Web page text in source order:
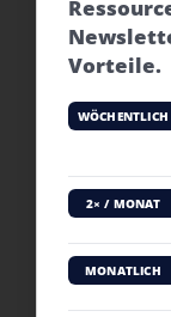
Vorteile.
WÖCHENTLICH
2× / MONAT
MONATLICH